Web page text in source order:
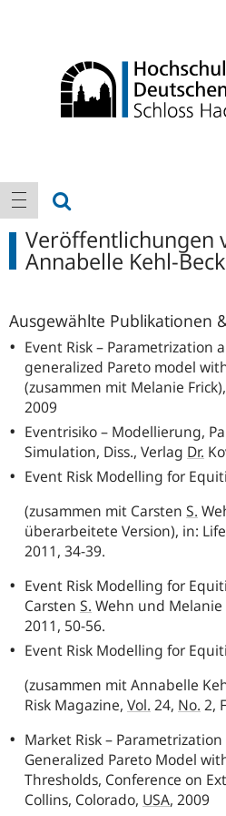
Hauptnavigation
Navigation anzeigen
Veröffentlichungen
Annabelle Kehl-
Ausgewählte Publikationen
Event Risk – Parametrization
generalized Pareto model
(zusammen mit Melanie
2009
Eventrisiko – Modellierung,
Simulation, Diss., Verlag Dr.
Event Risk Modelling for
(zusammen mit Carsten S.
überarbeitete Version), in:
2011, 34-39.
Event Risk Modelling for
Carsten S. Wehn und Melanie
2011, 50-56.
Event Risk Modelling for
(zusammen mit Annabelle
Risk Magazine, Vol. 24, No. 2,
Market Risk –
Generalized Pareto Model
Thresholds, Conference on
Collins, Colorado, USA, 2009